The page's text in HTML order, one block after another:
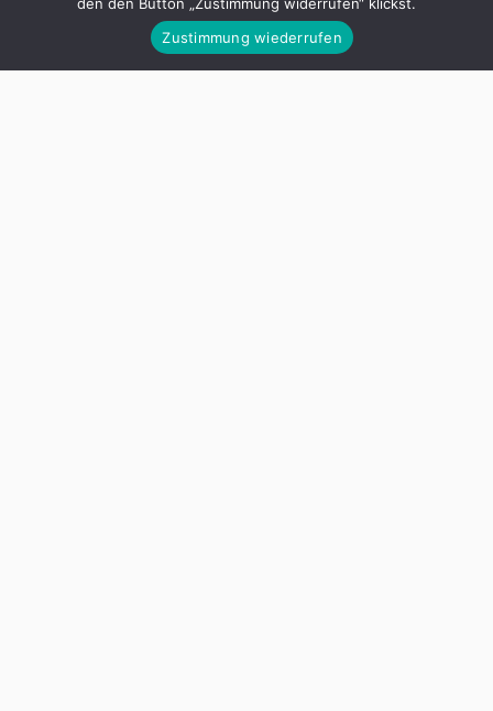
Magazine, Zeitungen und Radiosendungen – aber auch
Zustimmung wiederrufen